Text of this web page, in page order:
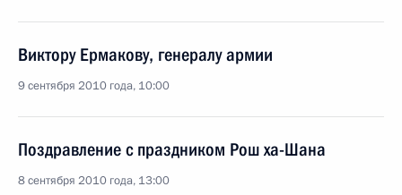
Виктору Ермакову, генералу армии
9 сентября 2010 года, 10:00
Поздравление с праздником Рош ха-Шана
8 сентября 2010 года, 13:00